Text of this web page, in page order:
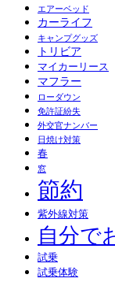
エアーベッド
カーライフ
キャンプグッズ
トリビア
マイカーリース
マフラー
ローダウン
免許証紛失
外交官ナンバー
日焼け対策
春
窓
節約
紫外線対策
自分で
試乗
試乗体験